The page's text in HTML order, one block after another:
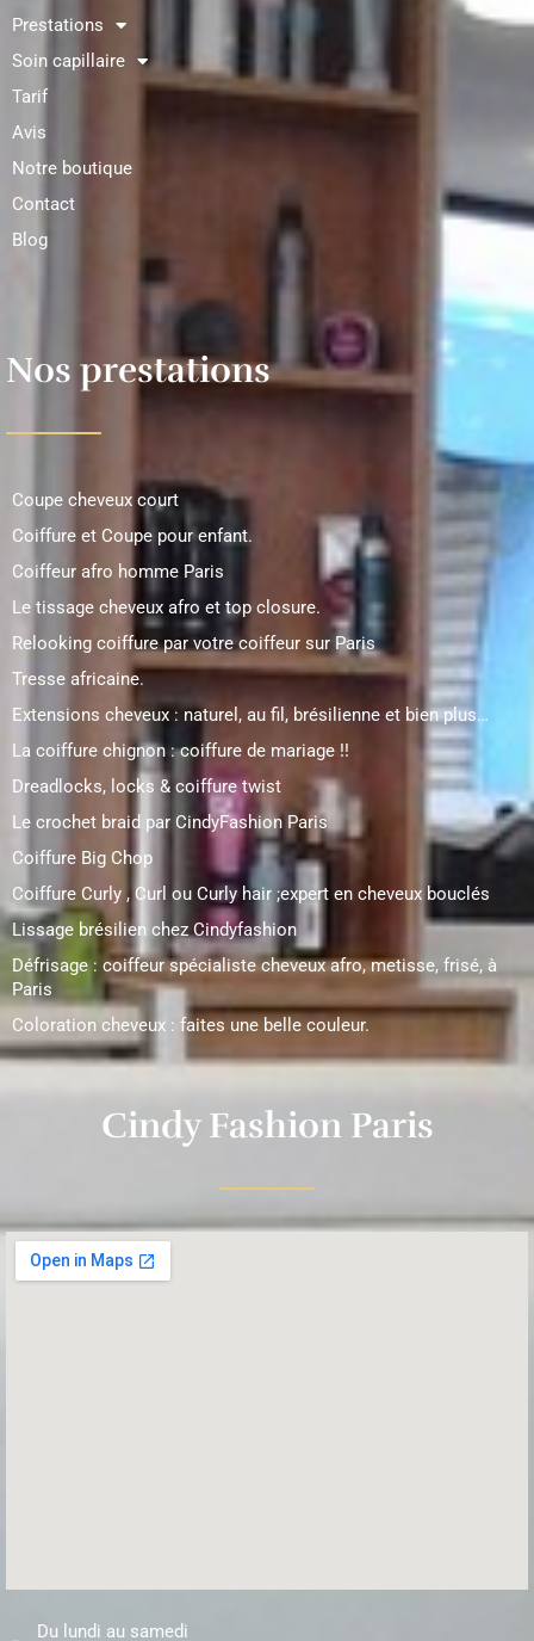
Prestations
Soin capillaire
Tarif
Avis
Notre boutique
Contact
Blog
Nos prestations
Coupe cheveux court
Coiffure et Coupe pour enfant.
Coiffeur afro homme Paris
Le tissage cheveux afro et top closure.
Relooking coiffure par votre coiffeur sur Paris
Tresse africaine.
Extensions cheveux : naturel, au fil, brésilienne et bien plus…
La coiffure chignon : coiffure de mariage !!
Dreadlocks, locks & coiffure twist
Le crochet braid par CindyFashion Paris
Coiffure Big Chop
Coiffure Curly , Curl ou Curly hair ;expert en cheveux bouclés
Lissage brésilien chez Cindyfashion
Défrisage : coiffeur spécialiste cheveux afro, metisse, frisé, à
Paris
Coloration cheveux : faites une belle couleur.
Cindy Fashion Paris
Du lundi au samedi